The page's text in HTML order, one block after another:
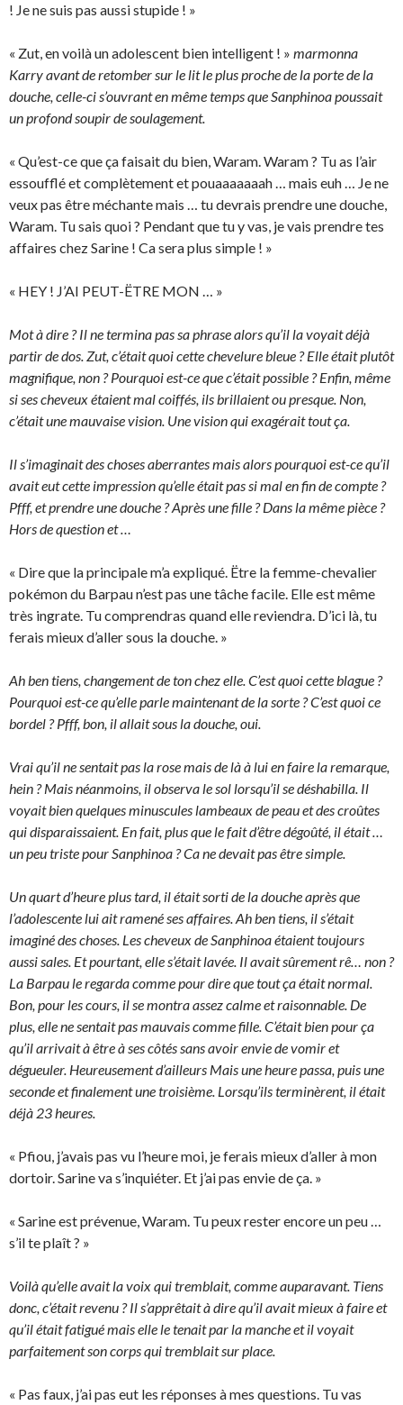
! Je ne suis pas aussi stupide ! »
« Zut, en voilà un adolescent bien intelligent ! » marmonna
Karry avant de retomber sur le lit le plus proche de la porte de la
douche, celle-ci s’ouvrant en même temps que Sanphinoa poussait
un profond soupir de soulagement.
« Qu’est-ce que ça faisait du bien, Waram. Waram ? Tu as l’air
essoufflé et complètement et pouaaaaaaah … mais euh … Je ne
veux pas être méchante mais … tu devrais prendre une douche,
Waram. Tu sais quoi ? Pendant que tu y vas, je vais prendre tes
affaires chez Sarine ! Ca sera plus simple ! »
« HEY ! J’AI PEUT-ËTRE MON … »
Mot à dire ? Il ne termina pas sa phrase alors qu’il la voyait déjà
partir de dos. Zut, c’était quoi cette chevelure bleue ? Elle était plutôt
magnifique, non ? Pourquoi est-ce que c’était possible ? Enfin, même
si ses cheveux étaient mal coiffés, ils brillaient ou presque. Non,
c’était une mauvaise vision. Une vision qui exagérait tout ça.
Il s’imaginait des choses aberrantes mais alors pourquoi est-ce qu’il
avait eut cette impression qu’elle était pas si mal en fin de compte ?
Pfff, et prendre une douche ? Après une fille ? Dans la même pièce ?
Hors de question et …
« Dire que la principale m’a expliqué. Ëtre la femme-chevalier
pokémon du Barpau n’est pas une tâche facile. Elle est même
très ingrate. Tu comprendras quand elle reviendra. D’ici là, tu
ferais mieux d’aller sous la douche. »
Ah ben tiens, changement de ton chez elle. C’est quoi cette blague ?
Pourquoi est-ce qu’elle parle maintenant de la sorte ? C’est quoi ce
bordel ? Pfff, bon, il allait sous la douche, oui.
Vrai qu’il ne sentait pas la rose mais de là à lui en faire la remarque,
hein ? Mais néanmoins, il observa le sol lorsqu’il se déshabilla. Il
voyait bien quelques minuscules lambeaux de peau et des croûtes
qui disparaissaient. En fait, plus que le fait d’être dégoûté, il était …
un peu triste pour Sanphinoa ? Ca ne devait pas être simple.
Un quart d’heure plus tard, il était sorti de la douche après que
l’adolescente lui ait ramené ses affaires. Ah ben tiens, il s’était
imaginé des choses. Les cheveux de Sanphinoa étaient toujours
aussi sales. Et pourtant, elle s’était lavée. Il avait sûrement rê… non ?
La Barpau le regarda comme pour dire que tout ça était normal.
Bon, pour les cours, il se montra assez calme et raisonnable. De
plus, elle ne sentait pas mauvais comme fille. C’était bien pour ça
qu’il arrivait à être à ses côtés sans avoir envie de vomir et
dégueuler. Heureusement d’ailleurs Mais une heure passa, puis une
seconde et finalement une troisième. Lorsqu’ils terminèrent, il était
déjà 23 heures.
« Pfiou, j’avais pas vu l’heure moi, je ferais mieux d’aller à mon
dortoir. Sarine va s’inquiéter. Et j’ai pas envie de ça. »
« Sarine est prévenue, Waram. Tu peux rester encore un peu …
s’il te plaît ? »
Voilà qu’elle avait la voix qui tremblait, comme auparavant. Tiens
donc, c’était revenu ? Il s’apprêtait à dire qu’il avait mieux à faire et
qu’il était fatigué mais elle le tenait par la manche et il voyait
parfaitement son corps qui tremblait sur place.
« Pas faux, j’ai pas eut les réponses à mes questions. Tu vas